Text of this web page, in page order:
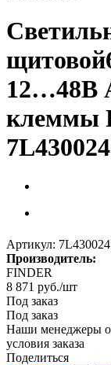
12…48В
клеммы
Артикул:
Производитель:
FINDER
8 871 руб./шт
Под заказ
Под заказ
Наши менеджеры
условия заказа
Поделиться